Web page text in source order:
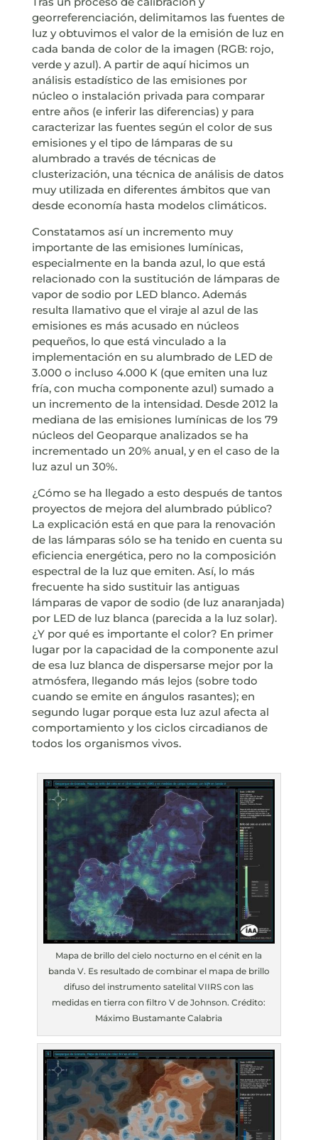
georreferenciación, delimitamos las fuentes de
luz y obtuvimos el valor de la emisión de luz en
cada banda de color de la imagen (RGB: rojo,
verde y azul). A partir de aquí hicimos un
análisis estadístico de las emisiones por
núcleo o instalación privada para comparar
entre años (e inferir las diferencias) y para
caracterizar las fuentes según el color de sus
emisiones y el tipo de lámparas de su
alumbrado a través de técnicas de
clusterización, una técnica de análisis de datos
muy utilizada en diferentes ámbitos que van
desde economía hasta modelos climáticos.
Constatamos así un incremento muy
importante de las emisiones lumínicas,
especialmente en la banda azul, lo que está
relacionado con la sustitución de lámparas de
vapor de sodio por LED blanco. Además
resulta llamativo que el viraje al azul de las
emisiones es más acusado en núcleos
pequeños, lo que está vinculado a la
implementación en su alumbrado de LED de
3.000 o incluso 4.000 K (que emiten una luz
fría, con mucha componente azul) sumado a
un incremento de la intensidad. Desde 2012 la
mediana de las emisiones lumínicas de los 79
núcleos del Geoparque analizados se ha
incrementado un 20% anual, y en el caso de la
luz azul un 30%.
¿Cómo se ha llegado a esto después de tantos
proyectos de mejora del alumbrado público?
La explicación está en que para la renovación
de las lámparas sólo se ha tenido en cuenta su
eficiencia energética, pero no la composición
espectral de la luz que emiten. Así, lo más
frecuente ha sido sustituir las antiguas
lámparas de vapor de sodio (de luz anaranjada)
por LED de luz blanca (parecida a la luz solar).
¿Y por qué es importante el color? En primer
lugar por la capacidad de la componente azul
de esa luz blanca de dispersarse mejor por la
atmósfera, llegando más lejos (sobre todo
cuando se emite en ángulos rasantes); en
segundo lugar porque esta luz azul afecta al
comportamiento y los ciclos circadianos de
todos los organismos vivos.
Mapa de brillo del cielo nocturno en el cénit en la
banda V. Es resultado de combinar el mapa de brillo
difuso del instrumento satelital VIIRS con las
medidas en tierra con filtro V de Johnson. Crédito:
Máximo Bustamante Calabria